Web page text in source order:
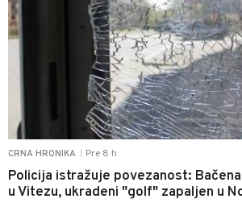
CRNA HRONIKA Pre 8 h
Policija istražuje povezanost:
u Vitezu, ukradeni "golf" zapaljen u